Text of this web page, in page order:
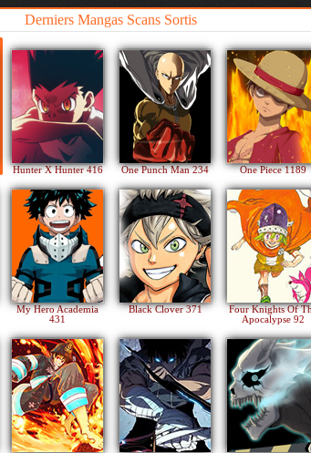
Derniers Mangas Scans Sortis
Hunter X Hunter 416 One Punch Man 234 One Piece 1189
My Hero Academia
431
Black Clover 371
Four Knights Of
Apocalypse 92